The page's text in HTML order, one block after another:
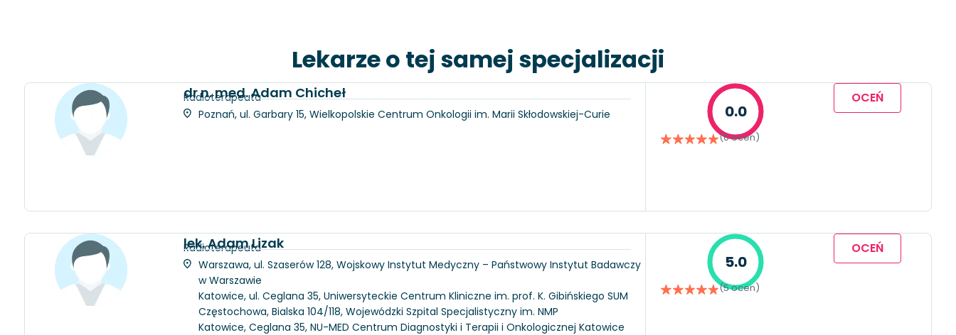
Lekarze o tej samej specjalizacji
dr n. med. Adam Chicheł
Radioterapeuta
Poznań, ul. Garbary 15, Wielkopolskie Centrum Onkologii im. Marii Skłodowskiej-Curie
0.0
(0 ocen)
OCEŃ
lek. Adam Lizak
Radioterapeuta
Warszawa, ul. Szaserów 128, Wojskowy Instytut Medyczny – Państwowy Instytut Badawczy
w Warszawie
Katowice, ul. Ceglana 35, Uniwersyteckie Centrum Kliniczne im. prof. K. Gibińskiego SUM
Częstochowa, Bialska 104/118, Wojewódzki Szpital Specjalistyczny im. NMP
Katowice, Ceglana 35, NU-MED Centrum Diagnostyki i Terapii i Onkologicznej Katowice
5.0
(5 ocen)
OCEŃ